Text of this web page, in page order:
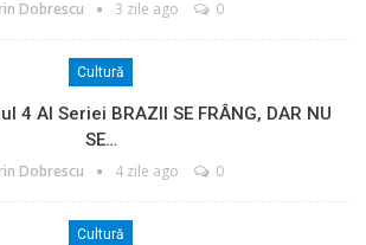
Dobrescu 3 zile ago 0
Cultură
4 Al Seriei BRAZII SE FRÂNG, DAR NU
SE…
Dobrescu 4 zile ago 0
Cultură